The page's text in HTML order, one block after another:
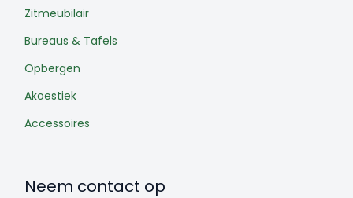
Zitmeubilair
Bureaus & Tafels
Opbergen
Akoestiek
Accessoires
Neem contact op